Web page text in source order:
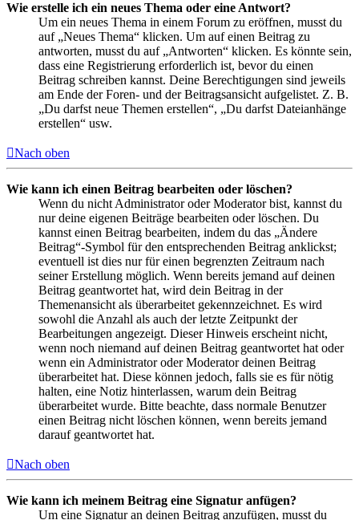
Wie erstelle ich ein neues Thema oder eine Antwort?
Um ein neues Thema in einem Forum zu eröffnen, musst du
auf „Neues Thema“ klicken. Um auf einen Beitrag zu
antworten, musst du auf „Antworten“ klicken. Es könnte sein,
dass eine Registrierung erforderlich ist, bevor du einen
Beitrag schreiben kannst. Deine Berechtigungen sind jeweils
am Ende der Foren- und der Beitragsansicht aufgelistet. Z. B.
„Du darfst neue Themen erstellen“, „Du darfst Dateianhänge
erstellen“ usw.
Nach oben
Wie kann ich einen Beitrag bearbeiten oder löschen?
Wenn du nicht Administrator oder Moderator bist, kannst du
nur deine eigenen Beiträge bearbeiten oder löschen. Du
kannst einen Beitrag bearbeiten, indem du das „Ändere
Beitrag“-Symbol für den entsprechenden Beitrag anklickst;
eventuell ist dies nur für einen begrenzten Zeitraum nach
seiner Erstellung möglich. Wenn bereits jemand auf deinen
Beitrag geantwortet hat, wird dein Beitrag in der
Themenansicht als überarbeitet gekennzeichnet. Es wird
sowohl die Anzahl als auch der letzte Zeitpunkt der
Bearbeitungen angezeigt. Dieser Hinweis erscheint nicht,
wenn noch niemand auf deinen Beitrag geantwortet hat oder
wenn ein Administrator oder Moderator deinen Beitrag
überarbeitet hat. Diese können jedoch, falls sie es für nötig
halten, eine Notiz hinterlassen, warum dein Beitrag
überarbeitet wurde. Bitte beachte, dass normale Benutzer
einen Beitrag nicht löschen können, wenn bereits jemand
darauf geantwortet hat.
Nach oben
Wie kann ich meinem Beitrag eine Signatur anfügen?
Um eine Signatur an deinen Beitrag anzufügen, musst du